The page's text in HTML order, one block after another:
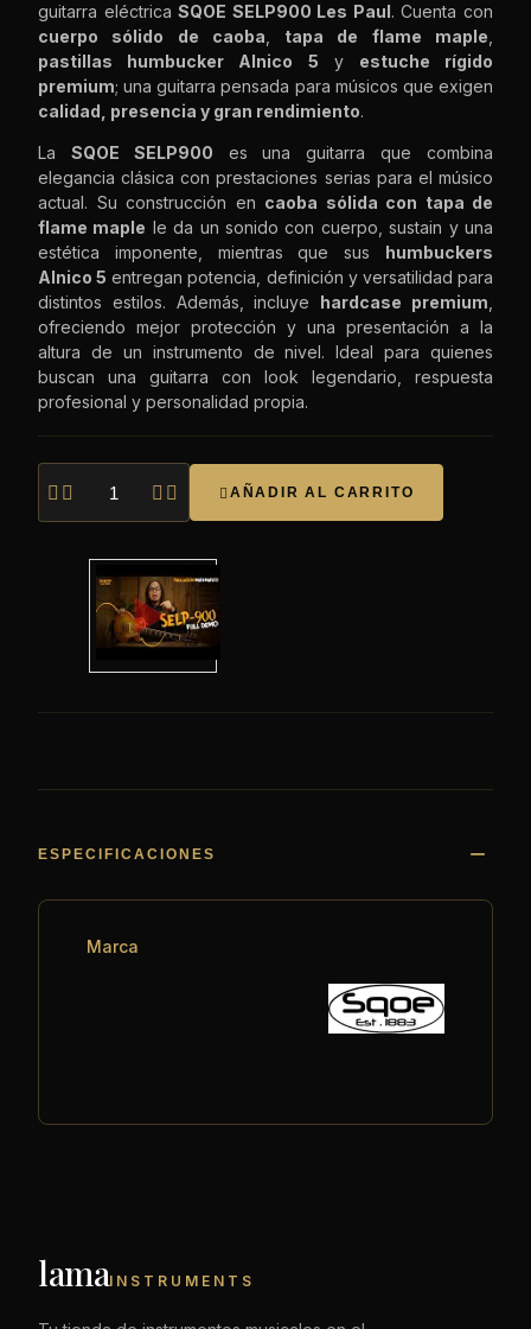
guitarra eléctricaSQOE SELP900 Les Paul. Cuenta con
cuerpo sólido de caoba
tapa de flame maple
pastillas humbucker Alnico 5 y estuche rígido
premium; una guitarra pensada para músicos que exigen
calidad, presencia y gran rendimiento.
La SQOE SELP900 es una guitarra que combina
elegancia clásica con prestaciones serias para el músico
actual. Su construcción en caoba sólida con tapa de
flame maple le da un sonido con cuerpo, sustain y una
estética imponente, mientras que sus humbuckers
Alnico 5 entregan potencia, definición y versatilidad para
distintos estilos. Además, incluye hardcase premium
ofreciendo mejor protección y una presentación a la
altura de un instrumento de nivel. Ideal para quienes
buscan una guitarra con look legendario, respuesta
profesional y personalidad propia.
     AÑADIR AL CARRITO
ESPECIFICACIONES
Marca
lamaINSTRUMENTS